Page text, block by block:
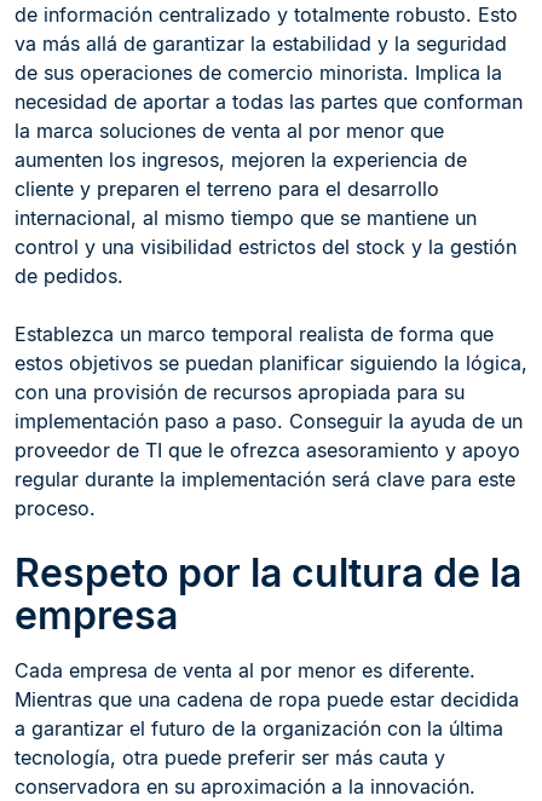
de información centralizado y totalmente robusto. Esto
va más allá de garantizar la estabilidad y la seguridad
de sus operaciones de comercio minorista. Implica la
necesidad de aportar a todas las partes que conforman
la marca soluciones de venta al por menor que
aumenten los ingresos, mejoren la experiencia de
cliente y preparen el terreno para el desarrollo
internacional, al mismo tiempo que se mantiene un
control y una visibilidad estrictos del stock y la gestión
de pedidos.
Establezca un marco temporal realista de forma que
estos objetivos se puedan planificar siguiendo la lógica,
con una provisión de recursos apropiada para su
implementación paso a paso. Conseguir la ayuda de un
proveedor de TI que le ofrezca asesoramiento y apoyo
regular durante la implementación será clave para este
proceso.
Respeto por la cultura de la
empresa
Cada empresa de venta al por menor es diferente.
Mientras que una cadena de ropa puede estar decidida
a garantizar el futuro de la organización con la última
tecnología, otra puede preferir ser más cauta y
conservadora en su aproximación a la innovación.